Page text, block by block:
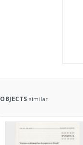
OBJECTS similar